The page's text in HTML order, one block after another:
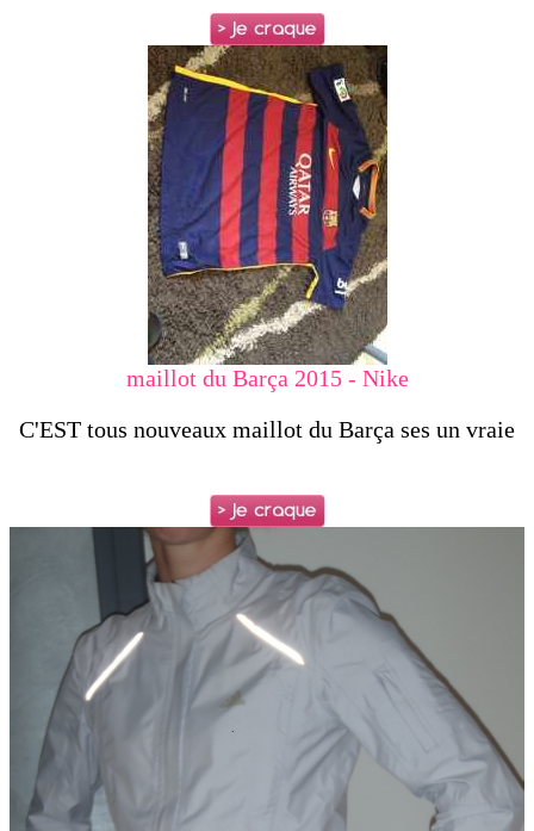
maillot du Barça 2015 - Nike
C'EST tous nouveaux maillot du Barça ses un vraie